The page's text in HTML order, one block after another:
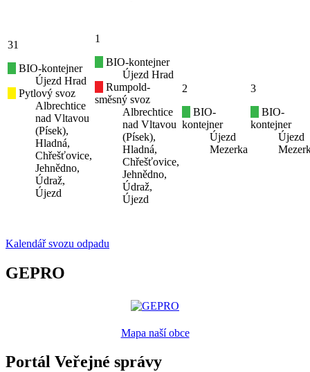
31
BIO-kontejner
Újezd Hrad
Pytlový svoz
Albrechtice
nad Vltavou
(Písek),
Hladná,
Chřešťovice,
Jehnědno,
Údraž,
Újezd
1
BIO-kontejner
Újezd Hrad
Rumpold-
směsný svoz
Albrechtice
nad Vltavou
(Písek),
Hladná,
Chřešťovice,
Jehnědno,
Údraž,
Újezd
2
BIO-
kontejner
Újezd
Mezerka
3
BIO-
kontejner
Újezd
Kalendář svozu odpadu
GEPRO
Mapa naší obce
Portál Veřejné správy